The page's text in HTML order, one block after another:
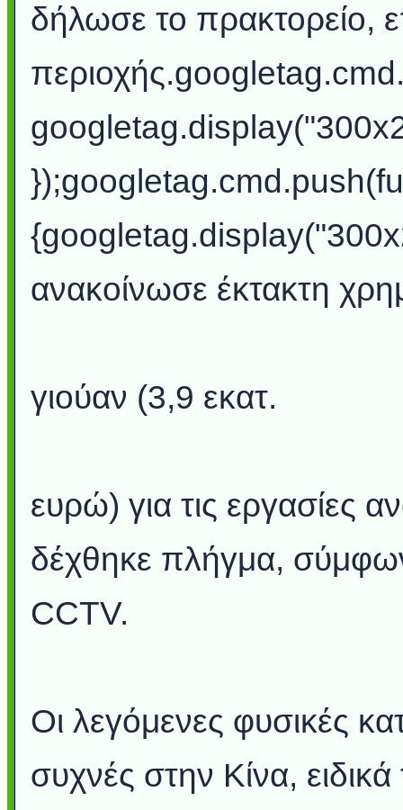
δήλωσε το πρακτορείο,
ανακοίνωσε έκτακτη
γιούαν (3,9 εκατ.
ευρώ) για τις εργασίες
δέχθηκε πλήγμα,
CCTV.
Οι λεγόμενες φυσικές
συχνές στην Κίνα,